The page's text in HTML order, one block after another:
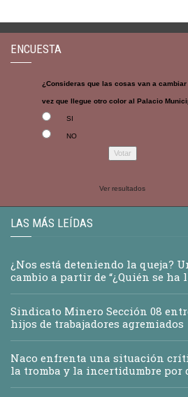
ENCUESTA
¿Consideras que las cosas van a cambiar
vez que llegue otro color al Palacio
SI
NO
Ver resultados
LAS MÁS LEÍDAS
¿Nos está deteniendo la queja?
cambio a partir de “¿Quién se ha
Sindicato Minero Sección 08
hijos de trabajadores agremiados
Naco enfrenta una situación
la tromba y la incertidumbre por